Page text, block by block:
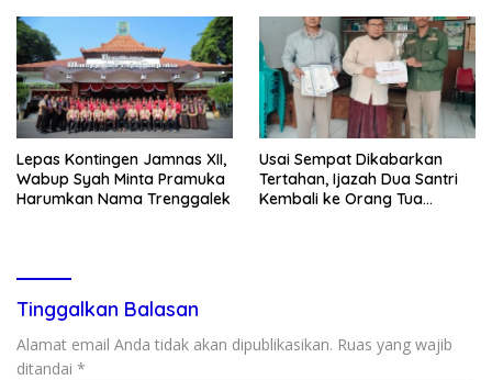
Lepas Kontingen Jamnas XII,
Wabup Syah Minta Pramuka
Harumkan Nama Trenggalek
Usai Sempat Dikabarkan
Tertahan, Ijazah Dua Santri
Kembali ke Orang Tua
Tinggalkan Balasan
Alamat email Anda tidak akan dipublikasikan. Ruas yang wajib
ditandai *